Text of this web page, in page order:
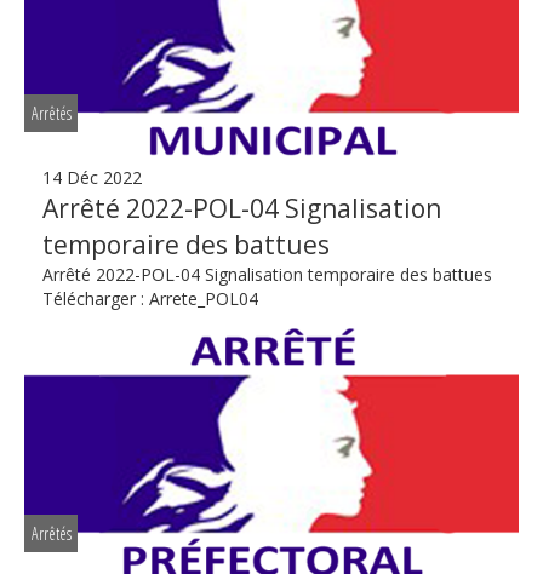
Arrêtés
14 Déc 2022
Arrêté 2022-POL-04 Signalisation
temporaire des battues
Arrêté 2022-POL-04 Signalisation temporaire des battues
Télécharger : Arrete_POL04
Arrêtés